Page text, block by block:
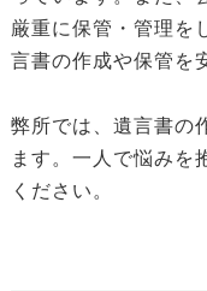
厳重に保管・管理を
言書の作成や保管を
弊所では、遺言書の
ます。一人で悩みを
ください。